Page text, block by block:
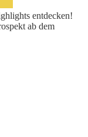
entdecken!
ab dem